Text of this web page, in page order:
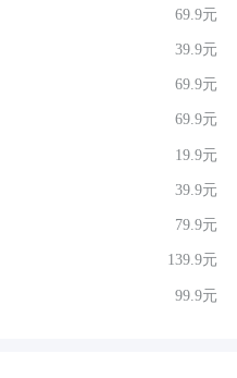
69.9元
39.9元
69.9元
69.9元
19.9元
39.9元
79.9元
139.9元
99.9元